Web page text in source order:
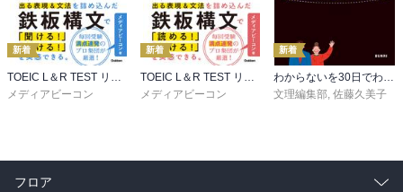
新着
メディアビーコン
新着
メディアビーコン
新着
文理編集部 佐藤久美子
フロア